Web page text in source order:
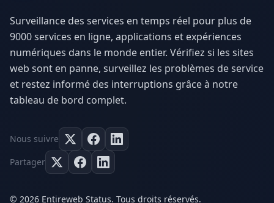
Surveillance des services en temps réel pour plus de
9000 services en ligne, applications et expériences
numériques dans le monde entier. Vérifiez si les sites
web sont en panne, surveillez les problèmes de service
et restez informé des interruptions grâce à notre
tableau de bord complet.
Nous suivre
Partager
© 2026 Entireweb Status. Tous droits réservés.